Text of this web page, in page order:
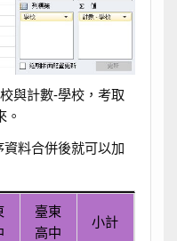
與計數-學校，考取
。
料合併後就可以加
臺東
高中
小計